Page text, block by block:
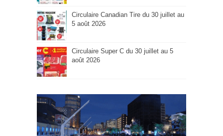
Circulaire Canadian Tire du 30 juillet au
5 août 2026
Circulaire Super C du 30 juillet au 5
août 2026